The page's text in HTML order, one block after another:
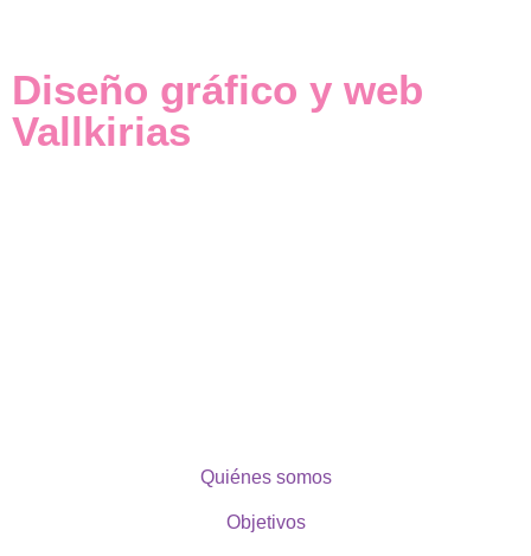
Diseño gráfico y web
Vallkirias
Quiénes somos
Objetivos